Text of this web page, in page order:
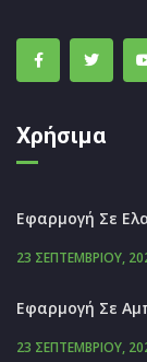
Χρήσιμα
Εφαρμογή Σε
23 ΣΕΠΤΕΜΒΡΊΟΥ,
Εφαρμογή Σε
23 ΣΕΠΤΕΜΒΡΊΟΥ,